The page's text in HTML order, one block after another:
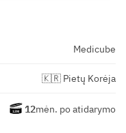
Medicube
🇰🇷 Pietų Korėja
12mėn. po atidarymo